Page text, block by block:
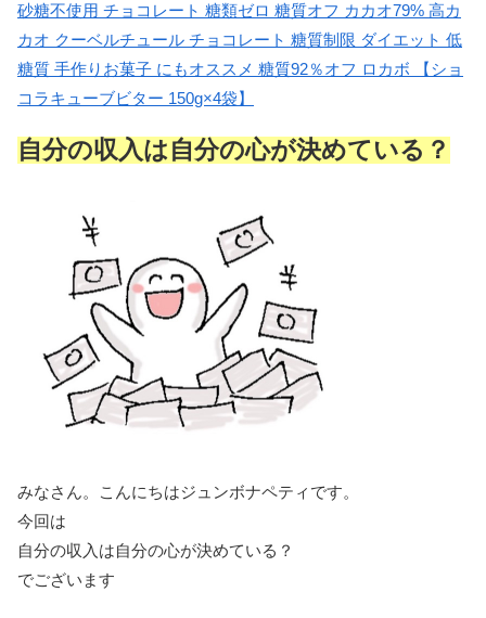
砂糖不使用 チョコレート 糖類ゼロ 糖質オフ カカオ79% 高カ
カオ クーベルチュール チョコレート 糖質制限 ダイエット 低
糖質 手作りお菓子 にもオススメ 糖質92％オフ ロカボ 【ショ
コラキューブビター 150g×4袋】
自分の収入は自分の心が決めている？
みなさん。こんにちはジュンボナペティです。
今回は
自分の収入は自分の心が決めている？
でございます